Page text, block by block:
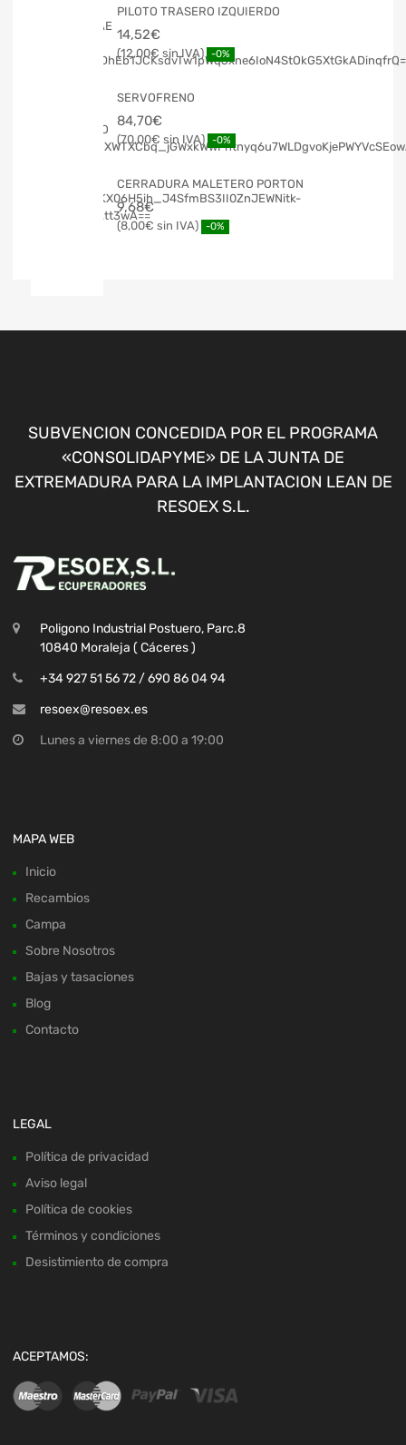
PILOTO TRASERO IZQUIERDO
14,52€
12,00€ -0%
SERVOFRENO
84,70€
70,00€ -0%
CERRADURA MALETERO PORTON
9,68€
8,00€ -0%
SUBVENCION CONCEDIDA POR EL PROGRAMA
«CONSOLIDAPYME» DE LA JUNTA DE
EXTREMADURA PARA LA IMPLANTACION LEAN DE
RESOEX S.L.
Poligono Industrial Postuero, Parc.8
10840 Moraleja ( Cáceres )
+34 927 51 56 72 / 690 86 04 94
resoex@resoex.es
Lunes a viernes de 8:00 a 19:00
MAPA WEB
Inicio
Recambios
Campa
Sobre Nosotros
Bajas y tasaciones
Blog
Contacto
LEGAL
Política de privacidad
Aviso legal
Política de cookies
Términos y condiciones
Desistimiento de compra
ACEPTAMOS: